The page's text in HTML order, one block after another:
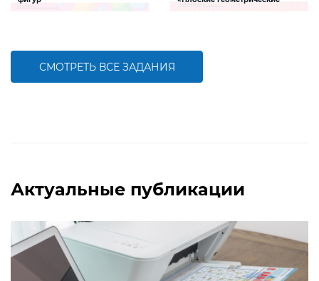
названий
СМОТРЕТЬ ВСЕ ЗАДАНИЯ
Актуальные публикации